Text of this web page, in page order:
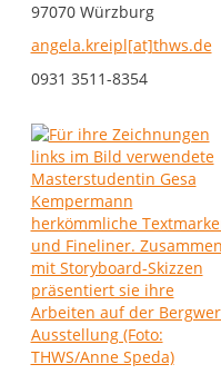
97070 Würzburg
angela.kreipl[at]thws.de
0931 3511-8354